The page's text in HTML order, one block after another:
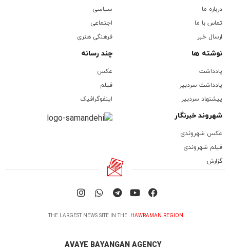
درباره ما
تماس با ما
ارسال خبر
سیاسی
اجتماعی
فرهنگی هنری
نوشته ها
یادداشت
یادداشت سردبیر
پیشنهاد سردبیر
چند رسانه
عکس
فیلم
اینفوگرافیک
شهروند خبرنگار
عکس شهروندی
فیلم شهروندی
گزارش
THE LARGEST NEWS SITE IN THE HAWRAMAN REGION
AVAYE BAYANGAN AGENCY